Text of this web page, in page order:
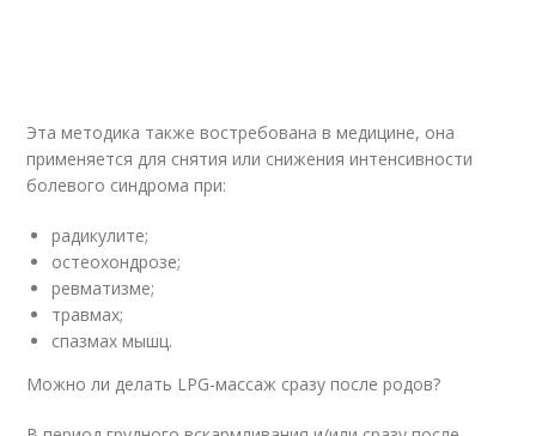
Эта методика также востребована в медицине, она
применяется для снятия или снижения интенсивности
болевого синдрома при:
радикулите;
остеохондрозе;
ревматизме;
травмах;
спазмах мышц.
Можно ли делать LPG-массаж сразу после родов?